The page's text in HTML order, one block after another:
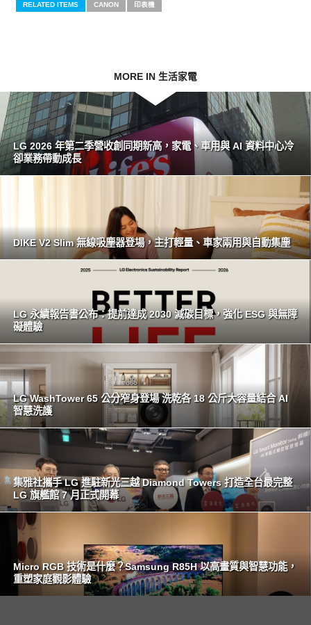
RELATED ITEMS CANON 印表機
MORE IN 生活家電
LG 2026 年第二季營收創同期新高，家電、車用與 AI 資料中心冷
卻業務帶動成長
DIKE V2 Slim 無線吸塵器登場，主打輕量、車家兩用與自動集塵
LG 永續報告書公布：提前達成 2030 減碳目標，強化 ESG 與無障
礙體驗
LG WashTower 65 公分窄身登場 洗乾各 18 公斤大容量結合 AI
智慧洗護
集雅社攜手 LG 進駐新光三越 Diamond Towers 打造全台最完整
LG 旗艦館 7 月正式開幕
Micro RGB 技術是什麼？Samsung R85H 以高畫質與智慧功能，
重塑家庭觀影體驗